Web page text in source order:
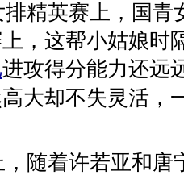
排精英赛上，国
，这帮小姑娘时
进攻得分能力还远
大却不失灵活，
随着许若亚和唐